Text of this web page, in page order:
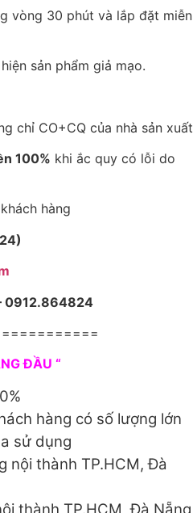
vòng 30 phút và lắp đặt miễn
sản phẩm giả mạo.
chỉ CO+CQ của nhà sản xuất
100% khi ắc quy có lỗi do
hàng
0912.864824
ĐẦU “
hàng có số lượng lớn
sử dụng
nội thành TP.HCM, Đà
thành TP.HCM, Đà Nẵng